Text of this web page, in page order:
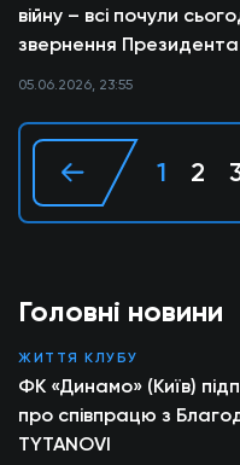
війну – всі почули
звернення Президента
05.06.2026, 23:55
1 2
Головні новини
ЖИТТЯ КЛУБУ
ФК «Динамо» (Київ)
про співпрацю з
TYTANOVI